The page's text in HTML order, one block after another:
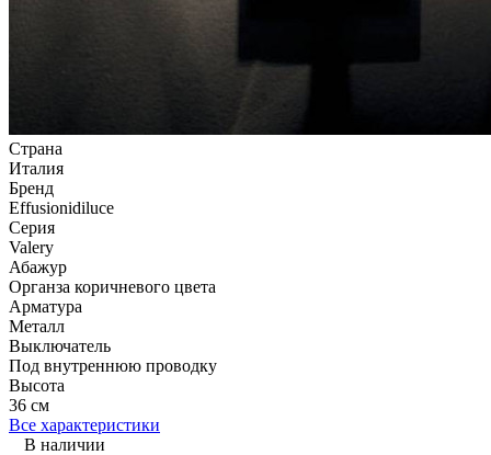
Страна
Италия
Бренд
Effusionidiluce
Серия
Valery
Абажур
Органза коричневого цвета
Арматура
Металл
Выключатель
Под внутреннюю проводку
Высота
36 см
Все характеристики
В наличии